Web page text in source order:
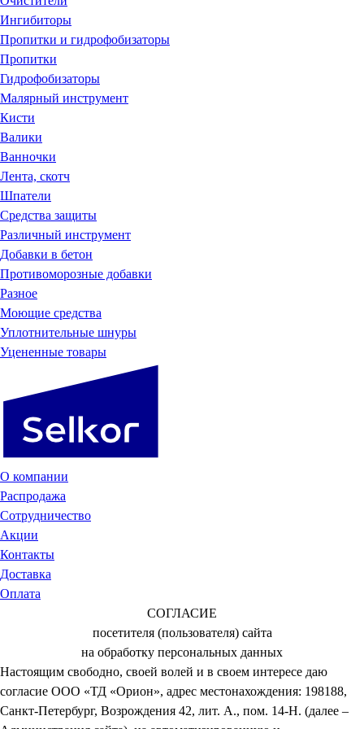
Ингибиторы
Пропитки и гидрофобизаторы
Пропитки
Гидрофобизаторы
Малярный инструмент
Кисти
Валики
Ванночки
Лента, скотч
Шпатели
Средства защиты
Различный инструмент
Добавки в бетон
Противоморозные добавки
Разное
Моющие средства
Уплотнительные шнуры
Уцененные товары
О компании
Распродажа
Сотрудничество
Акции
Контакты
Доставка
Оплата
СОГЛАСИЕ
посетителя (пользователя) сайта
на обработку персональных данных
Настоящим свободно, своей волей и в своем интересе даю
согласие ООО «ТД «Орион», адрес местонахождения: 198188,
Санкт-Петербург, Возрождения 42, лит. А., пом. 14-Н. (далее –